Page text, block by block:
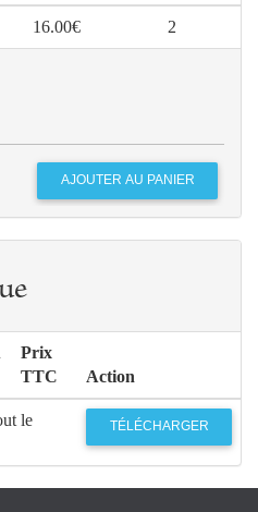
16.00€ 2
Prix
TTC
Action
le
TÉLÉCHARGER